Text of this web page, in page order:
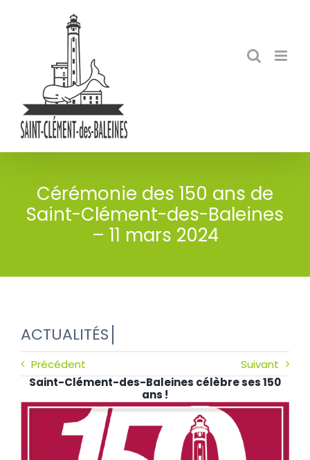
Cérémonie des 150 ans de
Saint-Clément-des-Baleines
– 11 mars 2024
Précédent
Suivant
Saint-Clément-des-Baleines célèbre ses 150
ans !